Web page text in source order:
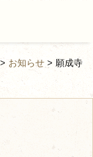
> お知らせ > 願成寺